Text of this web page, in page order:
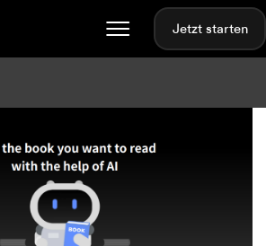
Jetzt starten